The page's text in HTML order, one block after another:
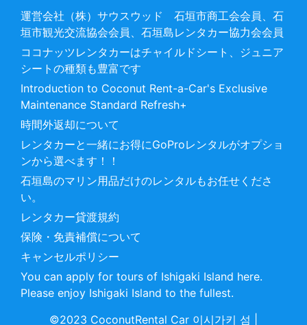
運営会社（株）サウスウッド 石垣市商工会会員、石
垣市観光交流協会会員、石垣島レンタカー協力会会員
ココナッツレンタカーはチャイルドシート、ジュニア
シートの種類も豊富です
Introduction to Coconut Rent-a-Car's Exclusive
Maintenance Standard Refresh+
時間外返却について
レンタカーと一緒にお得にGoProレンタルがオプショ
ンから選べます！！
石垣島のマリン用品だけのレンタルもお任せくださ
い。
レンタカー貸渡規約
保険・免責補償について
キャンセルポリシー
You can apply for tours of Ishigaki Island here.
Please enjoy Ishigaki Island to the fullest.
©2023 CoconutRental Car 이시가키 섬